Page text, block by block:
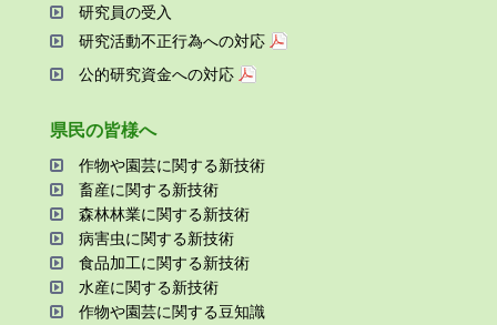
研究員の受⼊
研究活動不正⾏為への対応
公的研究資金への対応
県⺠の皆様へ
作物や園芸に関する新技術
畜産に関する新技術
森林林業に関する新技術
病害⾍に関する新技術
⾷品加⼯に関する新技術
⽔産に関する新技術
作物や園芸に関する⾖知識